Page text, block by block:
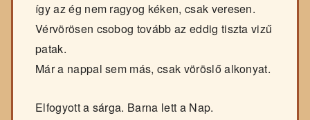
így az ég nem ragyog kéken, csak veresen.
Vérvörösen csobog tovább az eddig tiszta vizű
patak.
Már a nappal sem más, csak vöröslő alkonyat.
Elfogyott a sárga. Barna lett a Nap.